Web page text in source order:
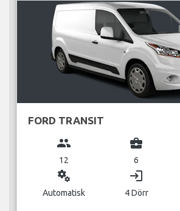
FORD TRANSIT
group
12
business_center
6
miscellaneous_services
Automatisk
login
4 Dörr